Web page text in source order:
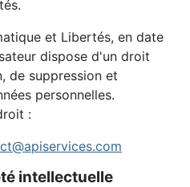
et Libertés, en date
dispose d'un droit
de suppression et
personnelles.
:
intellectuelle